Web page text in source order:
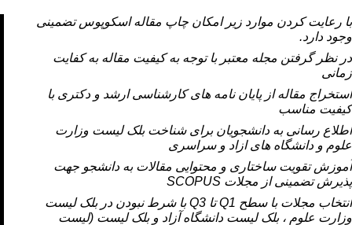
با رعایت کردن موارد زیر امکان چاپ مقاله اسکوپوس تضمینی
وجود دارد.
در نظر گرفتن مجله معتبر با توجه به کيفيت مقاله به کفايت
زمانی
استخراج مقاله از پايان نامه های کارشناسی ارشد و دکتری با
کیفیت مناسب
اطلاع رسانی به دانشجویان برای شناخت بلک ليست وزارت
علوم و دانشگاه های ازاد و سراسری
آموزش تقویت ساختاری و محتوایی مقالات به دانشجو جهت
پذیرش تضمینی از مجلات SCOPUS
انتخاب مجلات با سطح Q1 تا Q3 با شرط نبودن در بلک لیست
وزارت علوم ، بلک لیست دانشگاه آزاد و بلک لیست (لیست